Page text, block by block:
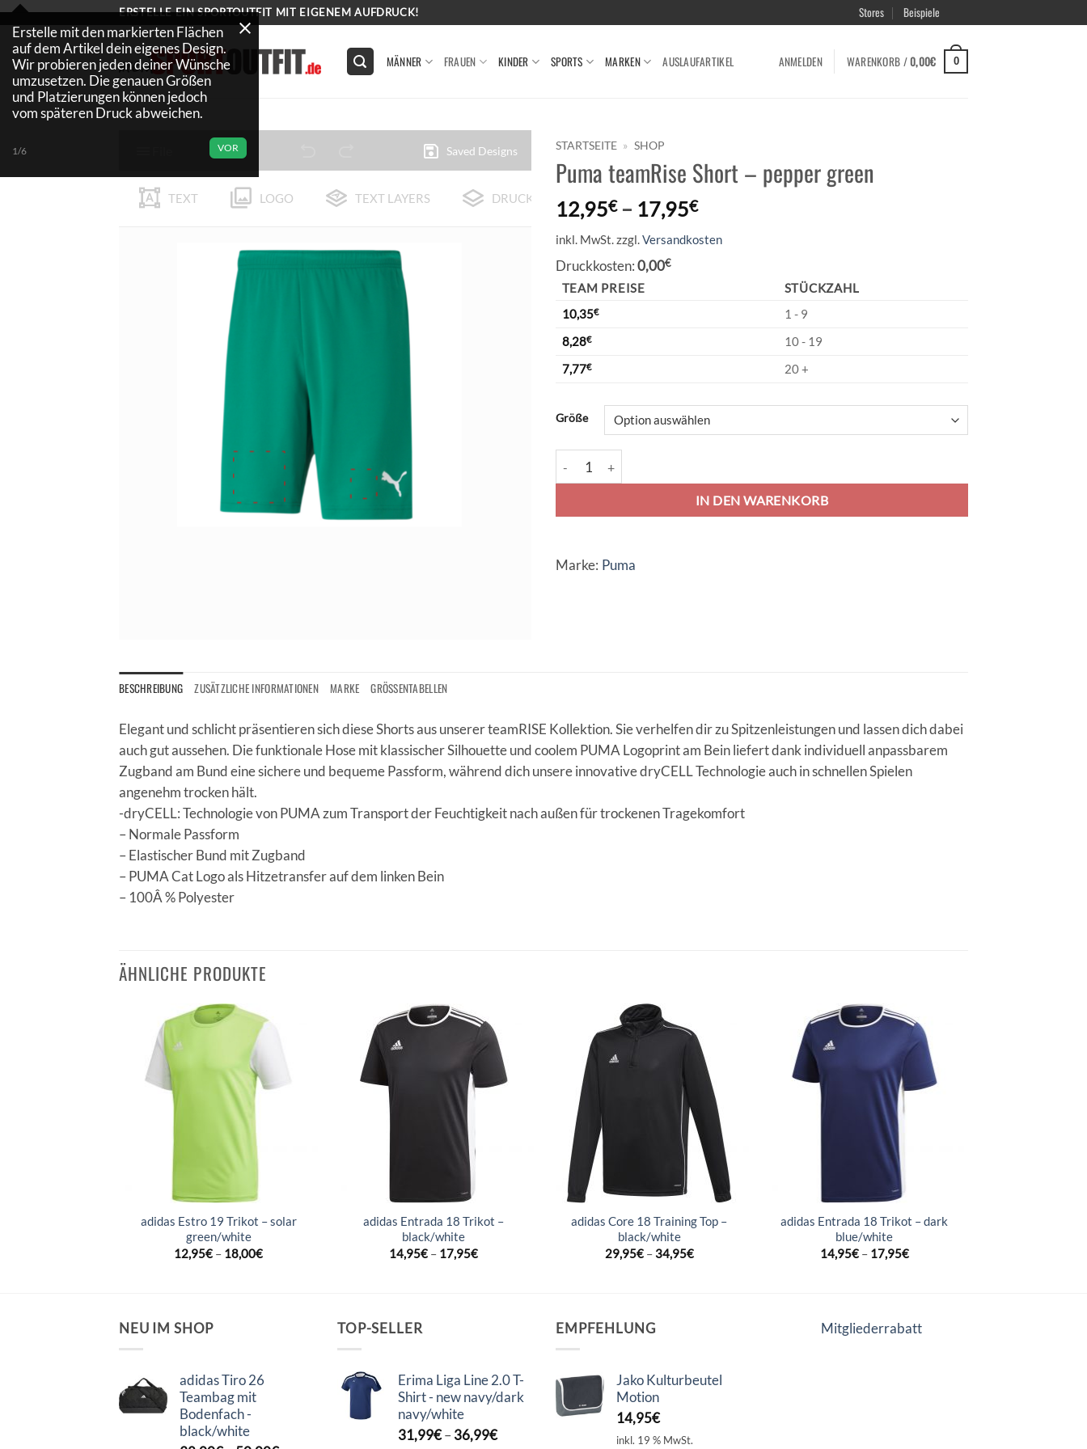
Zum
Inhalt
springen
ERSTELLE EIN SPORTOUTFIT MIT EIGENEM AUFDRUCK! Stores Beispiele
MÄNNER FRAUEN KINDER SPORTS MARKEN AUSLAUFARTIKEL ANMELDEN WARENKORB /0,00€ 0
Saved Designs
TEXT LOGO TEXT LAYERS DRUCK-BEISPIELE
STARTSEITE » SHOP
Puma teamRise Short – pepper green
12,95€– 17,95€
inkl. MwSt.zzgl.Versandkosten
Druckkosten:0,00€
TEAM PREISE
STÜCKZAHL
10,35€
1 - 9
8,28€
10 - 19
7,77€ 20 +
Größe
Puma teamRise Short - pepper green Menge
IN DEN WARENKORB
Alternative:
Marke: Puma
BESCHREIBUNG ZUSÄTZLICHE INFORMATIONEN MARKE GRÖSSENTABELLEN
Elegant und schlicht präsentieren sich diese Shorts aus unserer teamRISE Kollektion. Sie verhelfen dir zu Spitzenleistungen und lassen dich dabei
auch gut aussehen. Die funktionale Hose mit klassischer Silhouette und coolem PUMA Logoprint am Bein liefert dank individuell anpassbarem
Zugband am Bund eine sichere und bequeme Passform, während dich unsere innovative dryCELL Technologie auch in schnellen Spielen
angenehm trocken hält.
-dryCELL: Technologie von PUMA zum Transport der Feuchtigkeit nach außen für trockenen Tragekomfort
– Normale Passform
– Elastischer Bund mit Zugband
– PUMA Cat Logo als Hitzetransfer auf dem linken Bein
– 100Â % Polyester
ÄHNLICHE PRODUKTE
adidas Estro 19 Trikot – solar
green/white
12,95€ – 18,00€
adidas Entrada 18 Trikot –
black/white
14,95€ – 17,95€
adidas Core 18 Training Top –
black/white
29,95€– 34,95€
adidas Entrada 18 Trikot – dark
blue/white
14,95€– 17,95€
NEU IM SHOP
adidas Tiro 26
Teambag mit
Bodenfach -
black/white
TOP-SELLER
Erima Liga Line 2.0 T-
Shirt - new navy/dark
navy/white
31,99€– 36,99€
EMPFEHLUNG
Jako Kulturbeutel
Motion
14,95€
inkl. 19 % MwSt.
Mitgliederrabatt
Erstelle mit den markierten Flächen
auf dem Artikel dein eigenes Design.
Wir probieren jeden deiner Wünsche
umzusetzen. Die genauen Größen
und Platzierungen können jedoch
vom späteren Druck abweichen.
VOR
1/6